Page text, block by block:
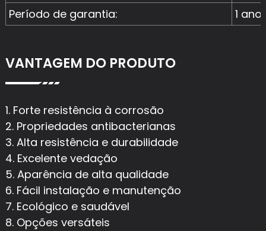
Período de garantia:
1 ano
VANTAGEM DO PRODUTO
1. Forte resistência à corrosão
2. Propriedades antibacterianas
3. Alta resistência e durabilidade
4. Excelente vedação
5. Aparência de alta qualidade
6. Fácil instalação e manutenção
7. Ecológico e saudável
8. Opções versáteis